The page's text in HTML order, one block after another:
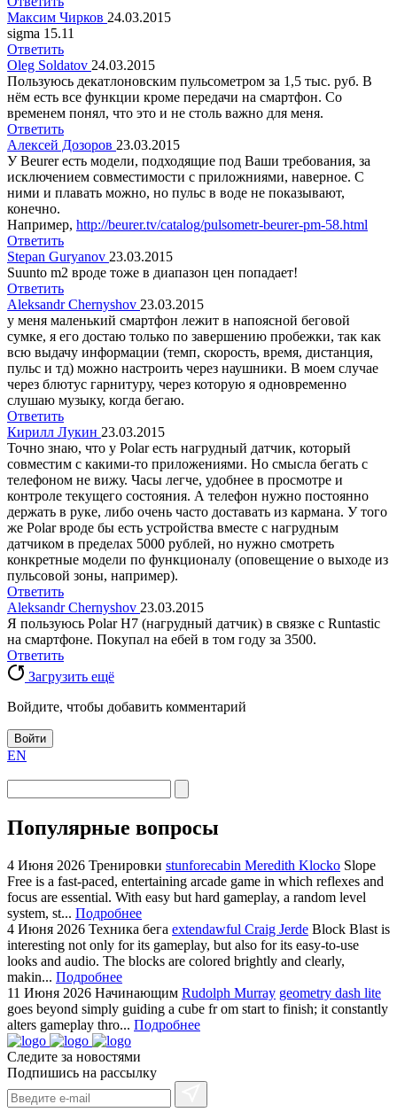
Максим Чирков 24.03.2015
sigma 15.11
Ответить
Oleg Soldatov 24.03.2015
Пользуюсь декатлоновским пульсометром за 1,5 тыс. руб. В
нём есть все функции кроме передачи на смартфон. Со
временем понял, что это и не столь важно для меня.
Ответить
Алексей Дозоров 23.03.2015
У Beurer есть модели, подходящие под Ваши требования, за
исключением совместимости с приложниями, наверное. С
ними и плавать можно, но пульс в воде не показывают,
конечно.
Например, http://beurer.tv/catalog/pulsometr-beurer-pm-58.html
Ответить
Stepan Guryanov 23.03.2015
Suunto m2 вроде тоже в диапазон цен попадает!
Ответить
Aleksandr Chernyshov 23.03.2015
у меня маленький смартфон лежит в напоясной беговой
сумке, я его достаю только по завершению пробежки, так как
всю выдачу информации (темп, скорость, время, дистанция,
пульс и тд) можно настроить через наушники. В моем случае
через блютус гарнитуру, через которую я одновременно
слушаю музыку, когда бегаю.
Ответить
Кирилл Лукин 23.03.2015
Точно знаю, что у Polar есть нагрудный датчик, который
совместим с какими-то приложениями. Но смысла бегать с
телефоном не вижу. Часы легче, удобнее в просмотре и
контроле текущего состояния. А телефон нужно постоянно
держать в руке, либо очень часто доставать из кармана. У того
же Polar вроде бы есть устройства вместе с нагрудным
датчиком в пределах 5000 рублей, но нужно смотреть
конкретные модели по функционалу (оповещение о выходе из
пульсовой зоны, например).
Ответить
Aleksandr Chernyshov 23.03.2015
Я пользуюсь Polar H7 (нагрудный датчик) в связке с Runtastic
на смартфоне. Покупал на ебей в том году за 3500.
Ответить
Загрузить ещё
Войдите, чтобы добавить комментарий
Войти
EN
Популярные вопросы
4 Июня 2026 Тренировки stunforecabin Meredith Klocko Slope
Free is a fast-paced, entertaining arcade game in which reflexes and
focus are essential. With easy but hard gameplay, a random level
system, st... Подробнее
4 Июня 2026 Техника бега extendawful Craig Jerde Block Blast is
interesting not only for its gameplay, but also for its easy-to-use
looks and audio. The blocks are colored brightly and clearly,
makin... Подробнее
11 Июня 2026 Начинающим Rudolph Murray geometry dash lite
goes beyond simply guiding a cube fr om start to finish; it constantly
alters gameplay thro... Подробнее
Следите за новостями
Подпишись на рассылку